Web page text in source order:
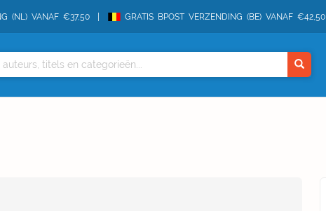
(NL) VANAF €37,50 GRATIS BPOST VERZENDING (BE) VANAF €42,50